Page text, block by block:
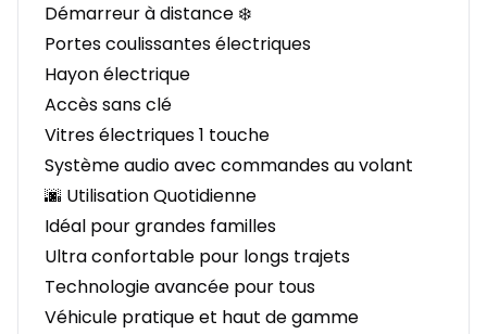
Démarreur à distance ❄️
Portes coulissantes électriques
Hayon électrique
Accès sans clé
Vitres électriques 1 touche
Système audio avec commandes au volant
🌆 Utilisation Quotidienne
Idéal pour grandes familles
Ultra confortable pour longs trajets
Technologie avancée pour tous
Véhicule pratique et haut de gamme